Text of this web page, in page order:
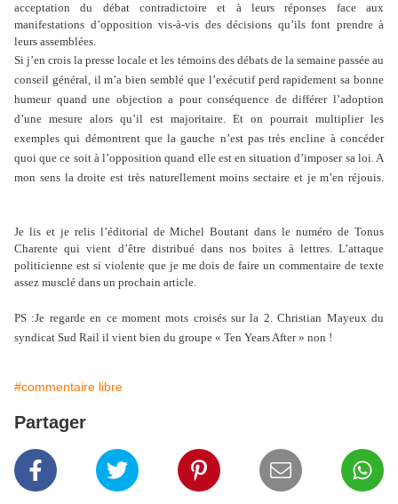
acceptation du débat contradictoire et à leurs réponses face aux
manifestations d’opposition vis-à-vis des décisions qu’ils font prendre à
leurs assemblées.
Si j’en crois la presse locale et les témoins des débats de la semaine passée au
conseil général, il m’a bien semblé que l’exécutif perd rapidement sa bonne
humeur quand une objection a pour conséquence de différer l’adoption
d’une mesure alors qu’il est majoritaire. Et on pourrait multiplier les
exemples qui démontrent que la gauche n’est pas très encline à concéder
quoi que ce soit à l’opposition quand elle est en situation d’imposer sa loi. A
mon sens la droite est très naturellement moins sectaire et je m’en réjouis.
Je lis et je relis l’éditorial de Michel Boutant dans le numéro de Tonus
Charente qui vient d’être distribué dans nos boites à lettres. L’attaque
politicienne est si violente que je me dois de faire un commentaire de texte
assez musclé dans un prochain article.
PS :Je regarde en ce moment mots croisés sur la 2. Christian Mayeux du
syndicat Sud Rail il vient bien du groupe « Ten Years After » non !
#commentaire libre
Partager